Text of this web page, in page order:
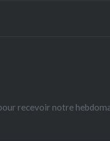
recevoir notre